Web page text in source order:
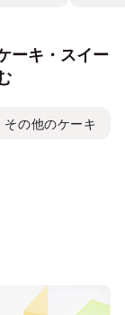
ーキ・スイー
その他のケーキ